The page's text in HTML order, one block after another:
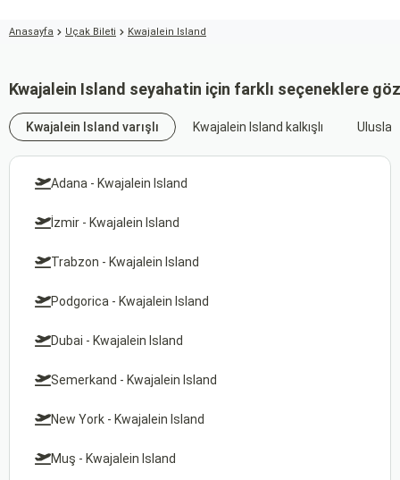
Anasayfa Uçak Bileti Kwajalein Island
Kwajalein Island seyahatin için farklı seçeneklere
Kwajalein Island varışlı Kwajalein Island kalkışlı
Adana - Kwajalein Island
İzmir - Kwajalein Island
Trabzon - Kwajalein Island
Podgorica - Kwajalein Island
Dubai - Kwajalein Island
Semerkand - Kwajalein Island
New York - Kwajalein Island
Muş - Kwajalein Island